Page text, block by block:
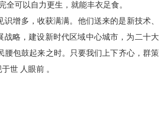
全可以自力更生，就能丰衣足食。
增多，收获满满。他们送来的是新技术、
略，建设新时代区域中心城市，为二十大
腰包鼓起来之时。只要我们上下齐心，群策
世 人眼前 。